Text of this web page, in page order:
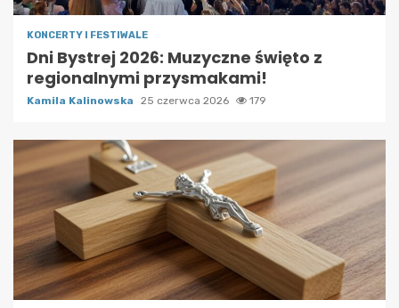
KONCERTY I FESTIWALE
Dni Bystrej 2026: Muzyczne święto z
regionalnymi przysmakami!
Kamila Kalinowska 25 czerwca 2026 179